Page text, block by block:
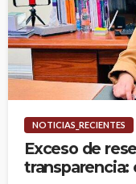
NOTICIAS_RECIENTES
Exceso de
transparencia: